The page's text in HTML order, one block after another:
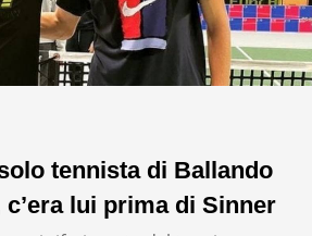
tennista di Ballando
lui prima di Sinner